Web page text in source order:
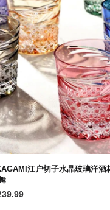
江户切子水晶玻璃洋酒